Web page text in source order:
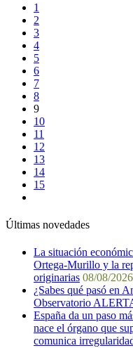
1
2
3
4
5
6
7
8
9
10
11
12
13
14
15
Últimas novedades
La situación
Ortega-Murillo y la
originarias 08/08/2026
¿Sabes qué pasó en
Observatorio
España da un paso
nace el órgano que
comunica